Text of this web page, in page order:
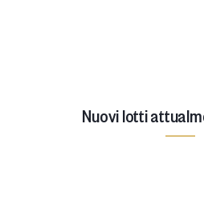
Nuovi lotti